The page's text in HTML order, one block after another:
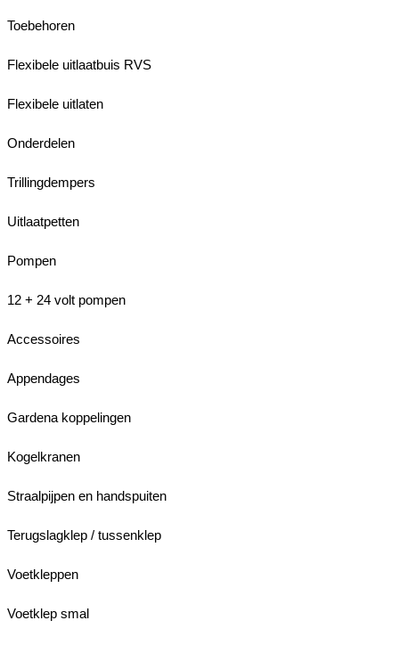
Toebehoren
Flexibele uitlaatbuis RVS
Flexibele uitlaten
Onderdelen
Trillingdempers
Uitlaatpetten
Pompen
12 + 24 volt pompen
Accessoires
Appendages
Gardena koppelingen
Kogelkranen
Straalpijpen en handspuiten
Terugslagklep / tussenklep
Voetkleppen
Voetklep smal